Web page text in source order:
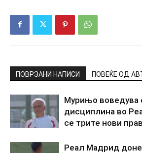
ПОВРЗАНИ НАПИСИ ПОВЕЌЕ ОД
Мурињо воведува
дисциплина во
се трите нови
Реал Мадрид